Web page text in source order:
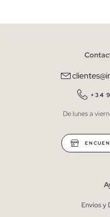
He leído y entiendo la
QUIERO
* Puedes cancelar la
+34
De lunes a
Envíos y